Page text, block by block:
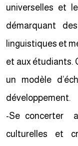
universelles et
démarquant
linguistiques et
et aux étudiants.
un modèle
développement.
-Se concerter
culturelles et